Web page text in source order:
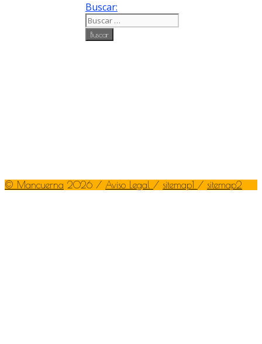
Buscar:
© Mancuerna 2026 / Aviso Legal / sitemap1 / sitemap2